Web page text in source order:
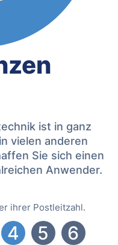
ist in ganz
vielen anderen
Sie sich einen
Anwender.
ihrer Postleitzahl.
4 5
6